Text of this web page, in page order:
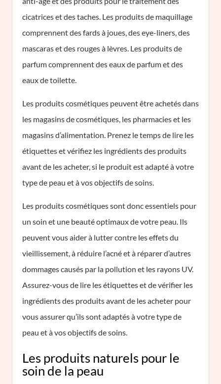
cicatrices et des taches. Les produits de maquillage
comprennent des fards à joues, des eye-liners, des
mascaras et des rouges à lèvres. Les produits de
parfum comprennent des eaux de parfum et des
eaux de toilette.
Les produits cosmétiques peuvent être achetés dans
les magasins de cosmétiques, les pharmacies et les
magasins d’alimentation. Prenez le temps de lire les
étiquettes et vérifiez les ingrédients des produits
avant de les acheter, si le produit est adapté à votre
type de peau et à vos objectifs de soins.
Les produits cosmétiques sont donc essentiels pour
un soin et une beauté optimaux de votre peau. Ils
peuvent vous aider à lutter contre les effets du
vieillissement, à réduire l’acné et à réparer d’autres
dommages causés par la pollution et les rayons UV.
Assurez-vous de lire les étiquettes et de vérifier les
ingrédients des produits avant de les acheter pour
vous assurer qu’ils sont adaptés à votre type de
peau et à vos objectifs de soins.
Les produits naturels pour le
soin de la peau